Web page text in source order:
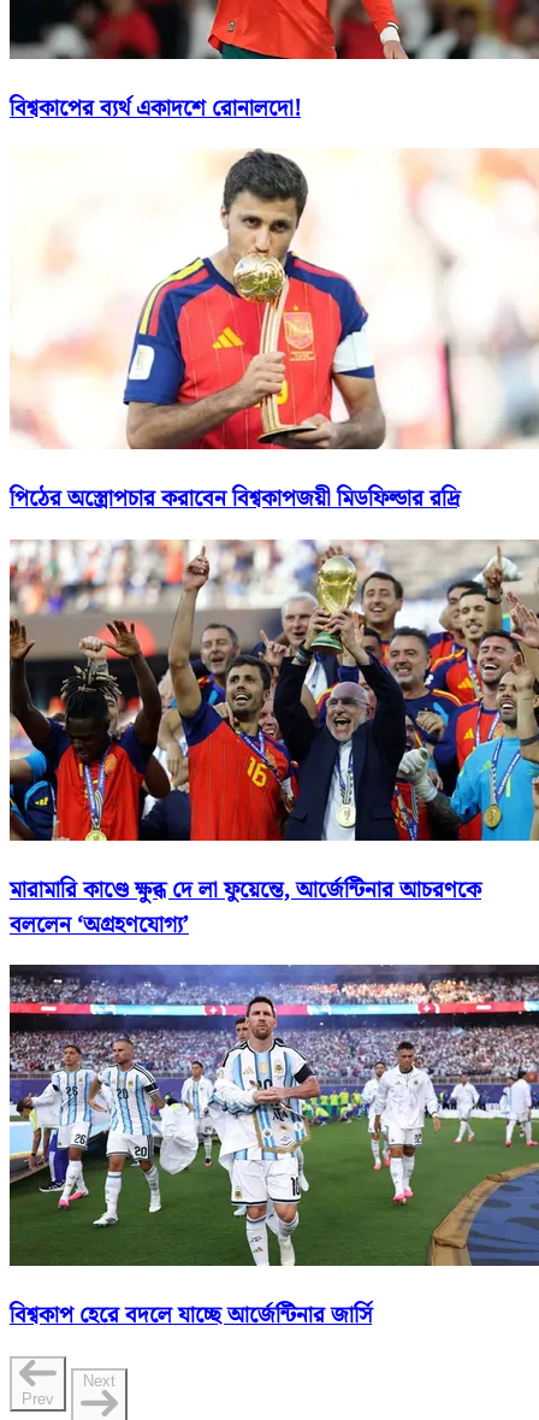
বিশ্বকাপের ব্যর্থ একাদশে রোনালদো!
পিঠের অস্ত্রোপচার করাবেন বিশ্বকাপজয়ী মিডফিল্ডার রদ্রি
মারামারি কাণ্ডে ক্ষুব্ধ দে লা ফুয়েন্তে, আর্জেন্টিনার আচরণকে
বললেন ‘অগ্রহণযোগ্য’
বিশ্বকাপ হেরে বদলে যাচ্ছে আর্জেন্টিনার জার্সি
Prev